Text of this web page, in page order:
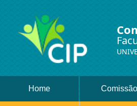
Home Comissão